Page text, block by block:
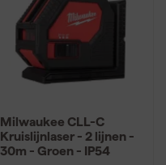
Milwaukee CLL-C
Kruislijnlaser - 2 lijnen -
30m - Groen - IP54